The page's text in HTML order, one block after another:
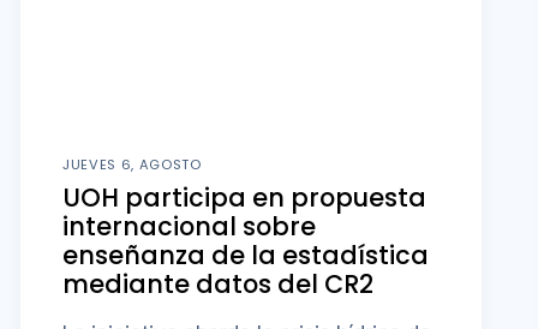
JUEVES 6, AGOSTO
UOH participa en propuesta
internacional sobre
enseñanza de la estadística
mediante datos del CR2